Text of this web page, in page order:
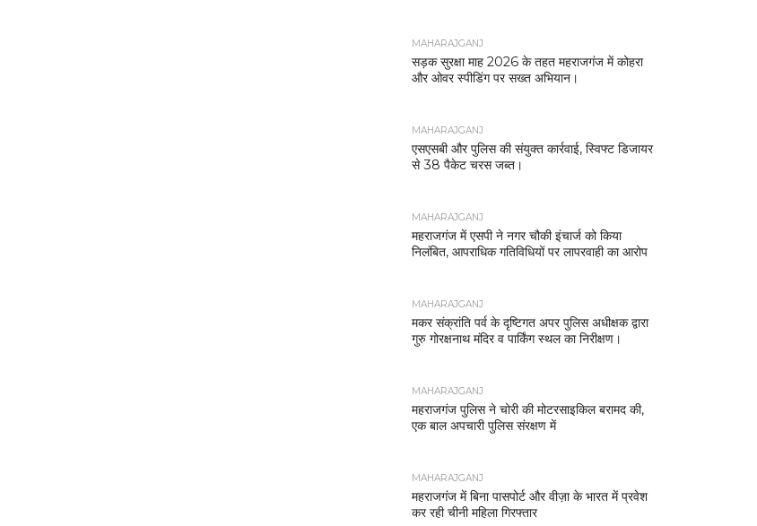
MAHARAJGANJ
सड़क सुरक्षा माह 2026 के तहत महराजगंज में कोहरा
और ओवर स्पीडिंग पर सख्त अभियान।
MAHARAJGANJ
एसएसबी और पुलिस की संयुक्त कार्रवाई, स्विफ्ट डिजायर
से 38 पैकेट चरस जब्त।
MAHARAJGANJ
महराजगंज में एसपी ने नगर चौकी इंचार्ज को किया
निलंबित, आपराधिक गतिविधियों पर लापरवाही का आरोप
MAHARAJGANJ
मकर संक्रांति पर्व के दृष्टिगत अपर पुलिस अधीक्षक द्वारा
गुरु गोरक्षनाथ मंदिर व पार्किंग स्थल का निरीक्षण।
MAHARAJGANJ
महराजगंज पुलिस ने चोरी की मोटरसाइकिल बरामद की,
एक बाल अपचारी पुलिस संरक्षण में
MAHARAJGANJ
महराजगंज में बिना पासपोर्ट और वीज़ा के भारत में प्रवेश
कर रही चीनी महिला गिरफ्तार